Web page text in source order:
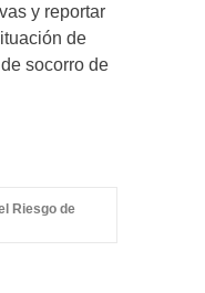
y reportar
de
socorro de
Riesgo de